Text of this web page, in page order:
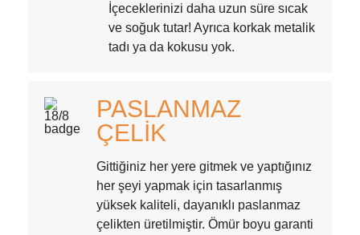
İçeceklerinizi daha uzun süre sıcak
ve soğuk tutar! Ayrıca korkak metalik
tadı ya da kokusu yok.
PASLANMAZ
ÇELIK
Gittiğiniz her yere gitmek ve yaptığınız
her şeyi yapmak için tasarlanmış
yüksek kaliteli, dayanıklı paslanmaz
çelikten üretilmiştir. Ömür boyu garanti